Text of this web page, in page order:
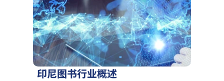
印尼图书行业概述